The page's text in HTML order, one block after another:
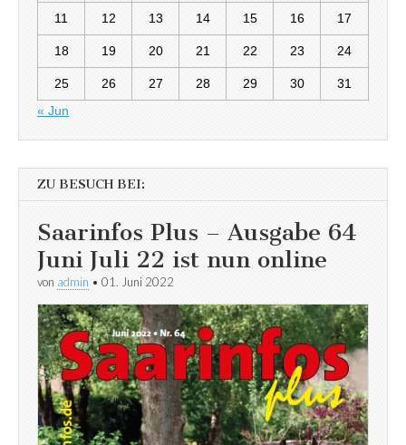
11 12 13 14 15 16 17
18 19 20 21 22 23 24
25 26 27 28 29 30
31
« Jun
ZU BESUCH BEI:
Saarinfos Plus – Ausgabe 64
Juni Juli 22 ist nun online
von admin • 01. Juni 2022